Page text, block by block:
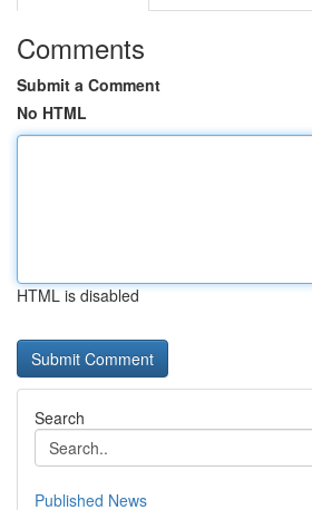
Comments
Submit a Comment
No HTML
HTML is disabled
Search
Published News